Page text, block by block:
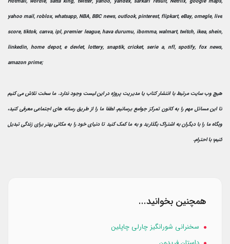
yahoo mail, roblox, whatsapp, NBA, BBC news, outlook, pinterest, flipkart, eBay, omegle, live
score, tiktok, canva, ipl, premier league, hava durumu, ibomma, walmart, twitch, ikea, shein,
linkedin, home depot, e devlet, lottery, snaptik, cricket, serie a, nfl, spotify, fox news,
amazon prime;
هیچ وب سایت مرتبط با انتشار کتاب یا مدیریت پروژه در این لیست وجود ندارد. ما سخت تلاش می کنیم
تا این مسائل مهم را به کانون تمرکز جوامع برسانیم. لطفا ما را از طریق رسانه های اجتماعی معرفی کنید،
وبگاه ما را با دیگران به اشتراک بگذارید و به ما کمک کنید تا دنیای خود را به مکانی بهتر برای زندگی تبدیل
کنیم؛ با احترام.
همچنین بخوانید...
سخنرانی شورانگیز چارلی چاپلین